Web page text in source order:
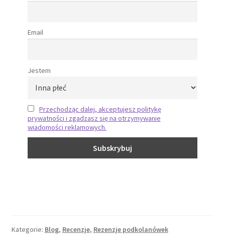
Email
Jestem
Przechodząc dalej, akceptujesz politykę
prywatności i zgadzasz się na otrzymywanie
wiadomości reklamowych.
Kategorie: Blog, Recenzje, Rezenzje podkolanówek